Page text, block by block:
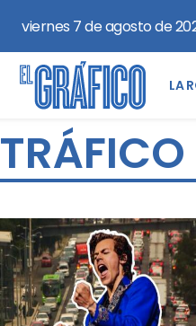
viernes 7 de agosto de
LA